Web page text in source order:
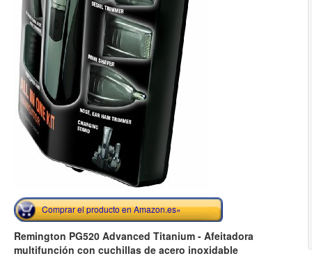
Comprar el producto en Amazon.es»
Remington PG520 Advanced Titanium - Afeitadora
multifunción con cuchillas de acero inoxidable